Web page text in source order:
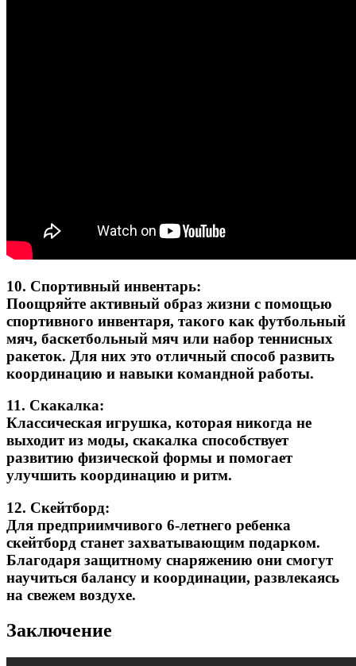
10. Спортивный инвентарь:
Поощряйте активный образ жизни с помощью
спортивного инвентаря, такого как футбольный
мяч, баскетбольный мяч или набор теннисных
ракеток. Для них это отличный способ развить
координацию и навыки командной работы.
11. Скакалка:
Классическая игрушка, которая никогда не
выходит из моды, скакалка способствует
развитию физической формы и помогает
улучшить координацию и ритм.
12. Скейтборд:
Для предприимчивого 6-летнего ребенка
скейтборд станет захватывающим подарком.
Благодаря защитному снаряжению они смогут
научиться балансу и координации, развлекаясь
на свежем воздухе.
Заключение